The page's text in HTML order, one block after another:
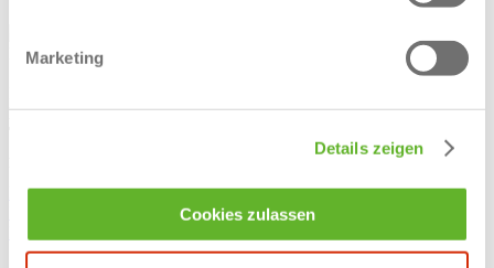
Marketing
Details zeigen
Cookies zulassen
Deine Ansprechpartnerin
Sandra Lindemann | Personalsachbearbeiterin -
E-Mail: sandra.lindemann@lwl.org
Facebook